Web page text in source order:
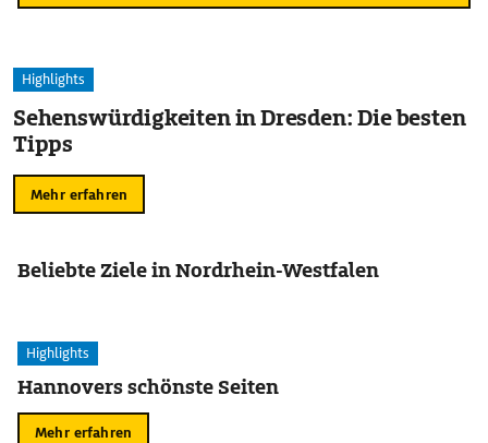
Highlights
Sehenswürdigkeiten in Dresden: Die besten
Tipps
Mehr erfahren
Beliebte Ziele in Nordrhein-Westfalen
Highlights
Hannovers schönste Seiten
Mehr erfahren